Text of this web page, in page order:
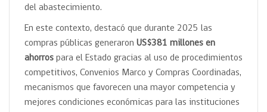
del abastecimiento.
En este contexto, destacó que durante 2025 las
compras públicas generaron US$381 millones en
ahorros para el Estado gracias al uso de procedimientos
competitivos, Convenios Marco y Compras Coordinadas,
mecanismos que favorecen una mayor competencia y
mejores condiciones económicas para las instituciones